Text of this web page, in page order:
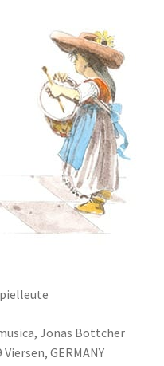
Jonas Böttcher
GERMANY